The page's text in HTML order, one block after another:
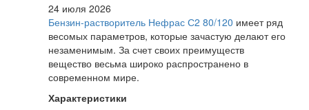
24 июля 2026
Бензин-растворитель Нефрас С2 80/120 имеет ряд
весомых параметров, которые зачастую делают его
незаменимым. За счет своих преимуществ
вещество весьма широко распространено в
современном мире.
Характеристики